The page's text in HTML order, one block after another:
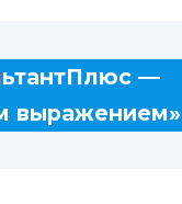
—
выражением»